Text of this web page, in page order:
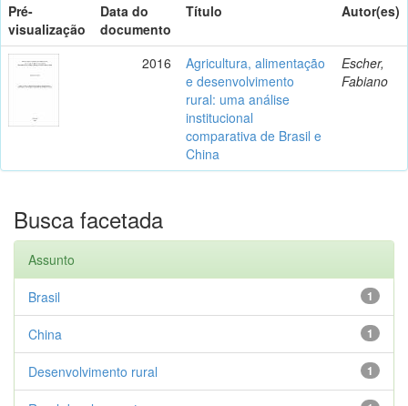
Pré-
visualização
Data do
documento
Título Autor(es)
2016
Agricultura, alimentação
e desenvolvimento
rural: uma análise
institucional
comparativa de Brasil e
China
Escher,
Fabiano
Busca facetada
Assunto
1
Brasil
1
China
1
Desenvolvimento rural